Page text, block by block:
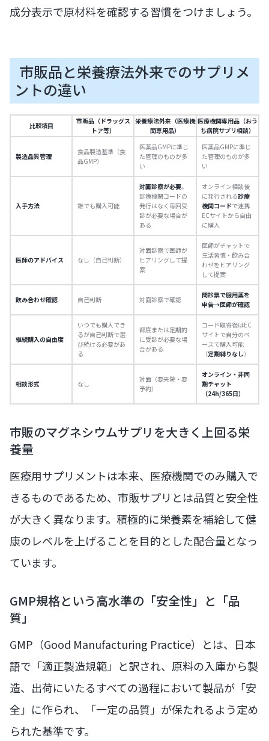
成分表示で原材料を確認する習慣をつけましょう。
市販品と栄養療法外来でのサプリメ
ントの違い
比較項目
市販品（ドラッグス
トア等）
栄養療法外来（医療機
関専用品）
医療機関専用品（おう
ち病院サプリ相談）
製造品質管理
食品製造基準（食
品GMP）
医薬品GMPに準じ
た管理のものが多
い
医薬品GMPに準じ
た管理のものが多
い
入手方法 誰でも購入可能
対面診察が必要。
診療機関コードの
発行はなく毎回受
診が必要な場合が
ある
オンライン相談後
に発行される診療
機関コードで連携
ECサイトから自由
に購入
医師のアドバイス なし（自己判断）
対面診察で医師が
ヒアリングして提
案
医師がチャットで
生活習慣・飲み合
わせをヒアリング
して提案
飲み合わせ確認 自己判断 対面診察で確認
問診票で服用薬を
申告→医師が確認
継続購入の自由度
いつでも購入でき
るが自己判断で選
び続ける必要があ
る
都度または定期的
に受診が必要な場
合がある
コード取得後はEC
サイトで自分のペ
ースで購入可能
（定期縛りなし）
相談形式 なし
対面（要来院・要
予約）
オンライン・非同
期チャット
（24h/365日）
市販のマグネシウムサプリを大きく上回る栄
養量
医療用サプリメントは本来、医療機関でのみ購入で
きるものであるため、市販サプリとは品質と安全性
が大きく異なります。積極的に栄養素を補給して健
康のレベルを上げることを目的とした配合量となっ
ています。
GMP規格という高水準の「安全性」と「品
質」
GMP（Good Manufacturing Practice）とは、日本
語で「適正製造規範」と訳され、原料の入庫から製
造、出荷にいたるすべての過程において製品が「安
全」に作られ、「一定の品質」が保たれるよう定め
られた基準です。